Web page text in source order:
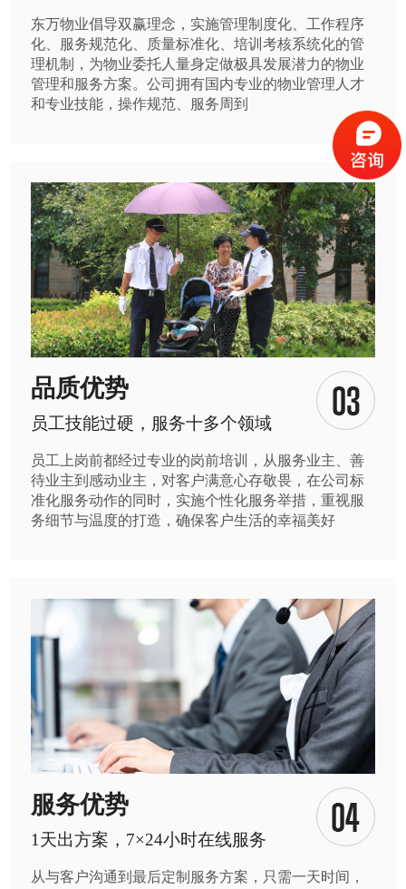
东万物业倡导双赢理念，实施管理制度化、工作程序
化、服务规范化、质量标准化、培训考核系统化的管
理机制，为物业委托人量身定做极具发展潜力的物业
管理和服务方案。公司拥有国内专业的物业管理人才
和专业技能，操作规范、服务周到
品质优势
员工技能过硬，服务十多个领域
员工上岗前都经过专业的岗前培训，从服务业主、善
待业主到感动业主，对客户满意心存敬畏，在公司标
准化服务动作的同时，实施个性化服务举措，重视服
务细节与温度的打造，确保客户生活的幸福美好
服务优势
1天出方案，7×24小时在线服务
从与客户沟通到最后定制服务方案，只需一天时间，